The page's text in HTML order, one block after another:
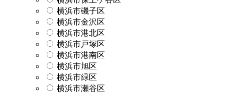
横浜市磯子区
横浜市金沢区
横浜市港北区
横浜市戸塚区
横浜市港南区
横浜市旭区
横浜市緑区
横浜市瀬谷区